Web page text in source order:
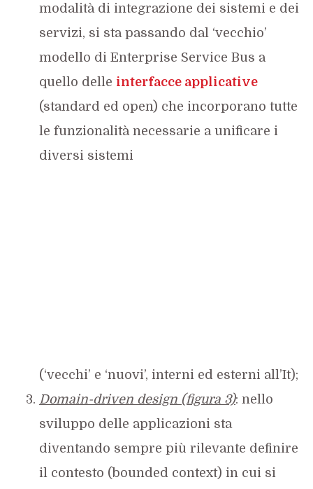
modalità di integrazione dei sistemi e dei
servizi, si sta passando dal ‘vecchio’
modello di Enterprise Service Bus a
quello delle interfacce applicative
(standard ed open) che incorporano tutte
le funzionalità necessarie a unificare i
diversi sistemi
(‘vecchi’ e ‘nuovi’, interni ed esterni all’It);
Domain-driven design (figura 3): nello
sviluppo delle applicazioni sta
diventando sempre più rilevante definire
il contesto (bounded context) in cui si